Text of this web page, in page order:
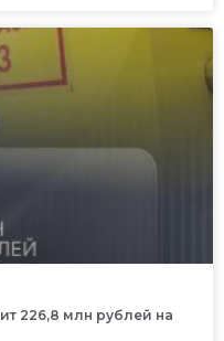
226,8 млн рублей на